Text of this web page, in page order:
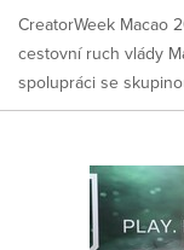
CreatorWeek Macao
cestovní ruch vlády
spolupráci se